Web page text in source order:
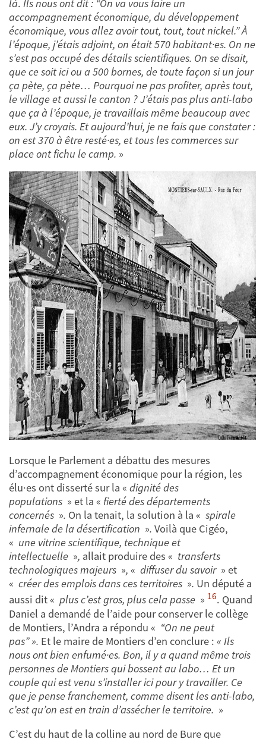
là. Ils nous ont dit : “On va vous faire un
accompagnement économique, du développement
économique, vous allez avoir tout, tout, tout nickel.” À
l’époque, j’étais adjoint, on était 570 habitant·es. On ne
s’est pas occupé des détails scientifiques. On se disait,
que ce soit ici ou a 500 bornes, de toute façon si un jour
ça pète, ça pète… Pourquoi ne pas profiter, après tout,
le village et aussi le canton ? J’étais pas plus anti-labo
que ça à l’époque, je travaillais même beaucoup avec
eux. J’y croyais. Et aujourd’hui, je ne fais que constater :
on est 370 à être resté·es, et tous les commerces sur
place ont fichu le camp. »
Lorsque le Parlement a débattu des mesures
d’accompagnement économique pour la région, les
élu·es ont disserté sur la « dignité des
populations » et la « fierté des départements
concernés ». On la tenait, la solution à la « spirale
infernale de la désertification ». Voilà que Cigéo,
« une vitrine scientifique, technique et
intellectuelle », allait produire des « transferts
technologiques majeurs », « diffuser du savoir » et
« créer des emplois dans ces territoires ». Un député a
aussi dit « plus c’est gros, plus cela passe » 16. Quand
Daniel a demandé de l’aide pour conserver le collège
de Montiers, l’Andra a répondu « “On ne peut
pas” ». Et le maire de Montiers d’en conclure : « Ils
nous ont bien enfumé·es. Bon, il y a quand même trois
personnes de Montiers qui bossent au labo… Et un
couple qui est venu s’installer ici pour y travailler. Ce
que je pense franchement, comme disent les anti-labo,
c’est qu’on est en train d’assécher le territoire. »
C’est du haut de la colline au nord de Bure que